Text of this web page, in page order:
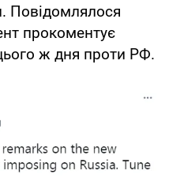
Повідомлялося
прокоментує
ж дня проти РФ.